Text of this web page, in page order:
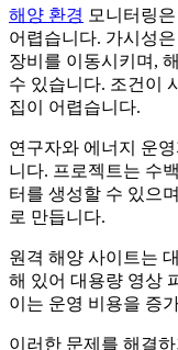
해양 환경 모니터링
어렵습니다. 가시성
장비를 이동시키며,
수 있습니다. 조건이
집이 어렵습니다.
연구자와 에너지 운
니다. 프로젝트는 수
터를 생성할 수 있으
로 만듭니다.
원격 해양 사이트는
해 있어 대용량 영상
이는 운영 비용을 증
이러한 문제를 해결